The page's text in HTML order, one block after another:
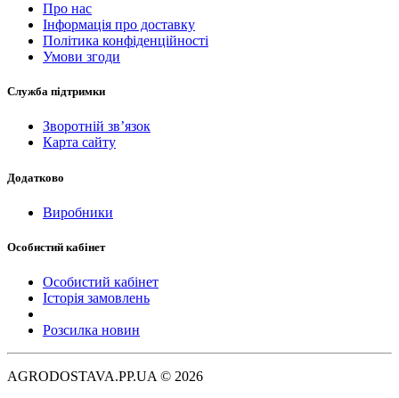
Про нас
Інформація про доставку
Політика конфіденційності
Умови згоди
Служба підтримки
Зворотній зв’язок
Карта сайту
Додатково
Виробники
Особистий кабінет
Особистий кабінет
Історія замовлень
Розсилка новин
AGRODOSTAVA.PP.UA © 2026